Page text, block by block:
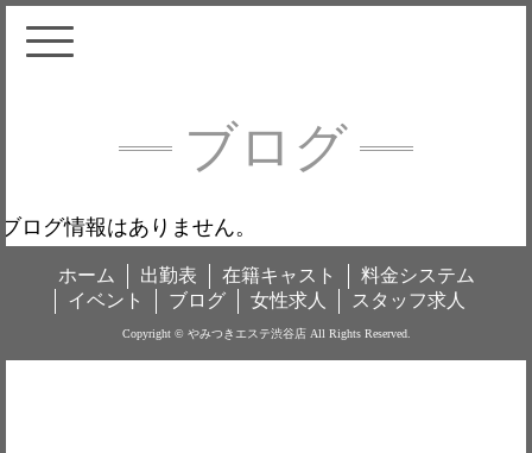
ブログ
ブログ情報はありません。
ホーム 出勤表 在籍キャスト
料金システム
イベント
ブログ 女性求人 スタッフ求人
Copyright © やみつきエステ渋谷店 All Rights Reserved.